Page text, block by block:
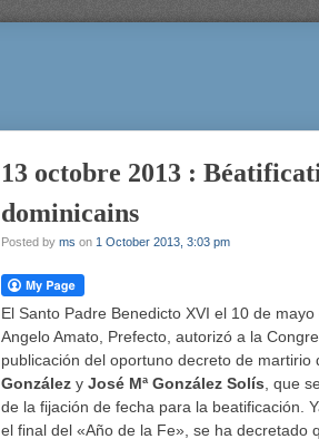
13 octobre 2013 :
dominicains
Posted by ms on 1 October 2013, 3:03 pm
El Santo Padre Benedicto XVI el 10 de
Angelo Amato, Prefecto, autorizó a la
publicación del oportuno decreto de martirio
González y José Mª González Solís , que
de la fijación de fecha para la beatificación.
el final del «Año de la Fe», se ha decretado